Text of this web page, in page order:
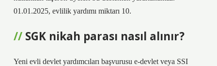
01.01.2025, evlilik yardımı miktarı 10.
SGK nikah parası nasıl alınır?
Yeni evli devlet yardımcıları başvurusu e-devlet veya SSI